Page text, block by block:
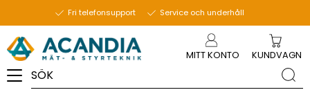
Fri telefonsupport Service och underhåll
MITT KONTO KUNDVAGN